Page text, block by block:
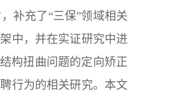
补充了“三保”领域相关
中，并在实证研究中进
构扭曲问题的定向矫正
行为的相关研究。本文